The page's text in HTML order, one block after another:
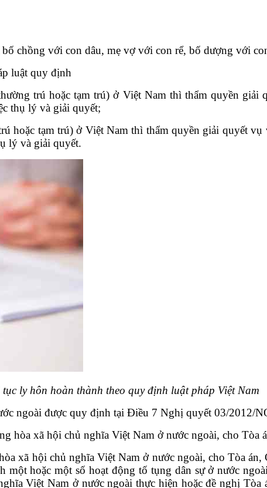
chồng với con dâu, mẹ vợ với con rể, bố dượng với
luật quy định
trú hoặc tạm trú) ở Việt Nam thì thẩm quyền
thụ lý và giải quyết;
hoặc tạm trú) ở Việt Nam thì thẩm quyền giải quyết
lý và giải quyết.
tục ly hôn hoàn thành theo quy định luật pháp Việt Nam
ngoài được quy định tại Điều 7 Nghị quyết 03/2012/
hòa xã hội chủ nghĩa Việt Nam ở nước ngoài, cho Tòa
xã hội chủ nghĩa Việt Nam ở nước ngoài, cho Tòa
hoặc một số hoạt động tố tụng dân sự ở nước
Việt Nam ở nước ngoài thực hiện hoặc đề nghị